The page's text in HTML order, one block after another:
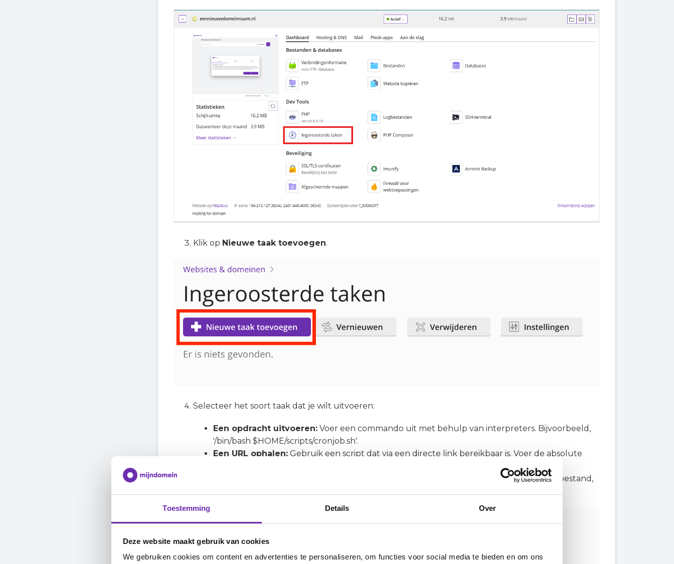
Toestemming Details Over
Deze website maakt gebruik van cookies
We gebruiken cookies om content en advertenties te personaliseren, om functies voor social media te bieden en om ons
Klik op Nieuwe taak toevoegen.
Selecteer het soort taak dat je wilt uitvoeren:
Een opdracht uitvoeren: Voer een commando uit met behulp van interpreters. Bijvoorbeeld,
'/bin/bash $HOME/scripts/cronjob.sh'.
Een URL ophalen: Gebruik een script dat via een directe link bereikbaar is. Voer de absolute
Klik op het map-icoon en selecteer het pad naar het PHP-bestand,